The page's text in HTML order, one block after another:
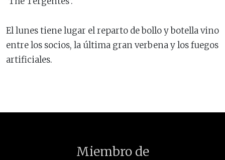
El lunes tiene lugar el reparto de bollo y botella vino
entre los socios, la última gran verbena y los fuegos
artificiales.
Miembro de